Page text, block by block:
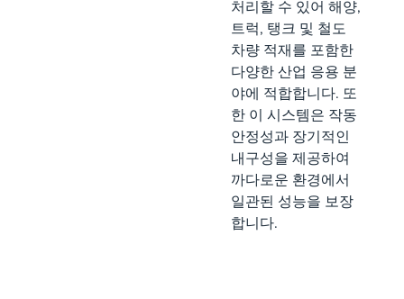
처리할 수 있어 해양,
트럭, 탱크 및 철도
차량 적재를 포함한
다양한 산업 응용 분
야에 적합합니다. 또
한 이 시스템은 작동
안정성과 장기적인
내구성을 제공하여
까다로운 환경에서
일관된 성능을 보장
합니다.